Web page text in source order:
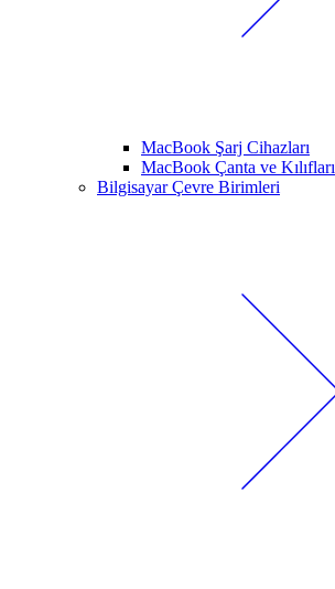
MacBook Şarj Cihazları
MacBook Çanta ve Kılıfları
Bilgisayar Çevre Birimleri